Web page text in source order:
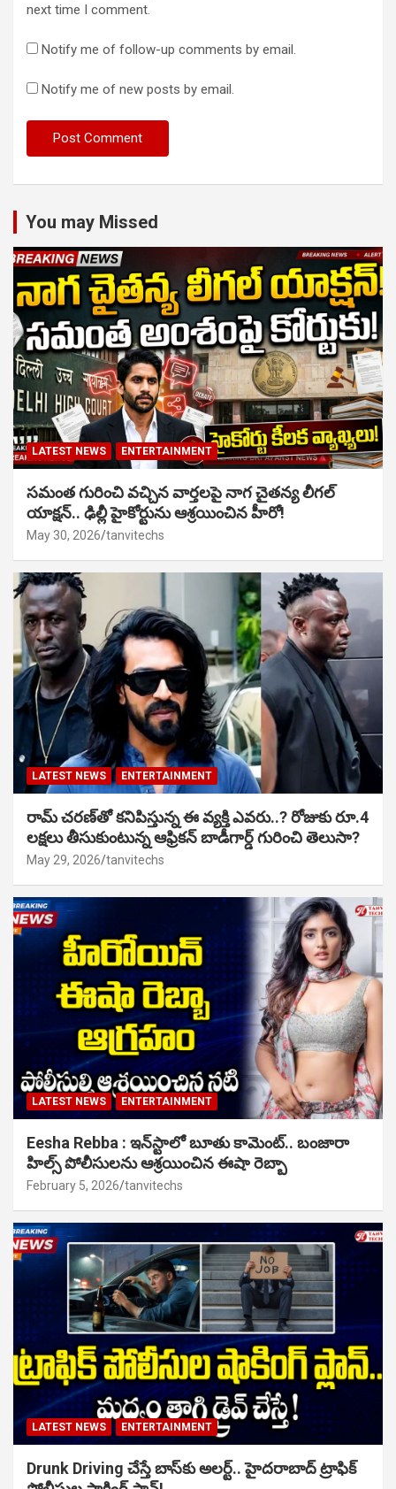
next time I comment.
Notify me of follow-up comments by email.
Notify me of new posts by email.
You may Missed
LATEST NEWS ENTERTAINMENT
సమంత గురించి వచ్చిన వార్తలపై నాగ చైతన్య లీగల్
యాక్షన్.. ఢిల్లీ హైకోర్టును ఆశ్రయించిన హీరో!
May 30, 2026 tanvitechs
LATEST NEWS ENTERTAINMENT
రామ్ చరణ్‌తో కనిపిస్తున్న ఈ వ్యక్తి ఎవరు..? రోజుకు రూ.4
లక్షలు తీసుకుంటున్న ఆఫ్రికన్ బాడీగార్డ్ గురించి తెలుసా?
May 29, 2026 tanvitechs
LATEST NEWS ENTERTAINMENT
Eesha Rebba : ఇన్‌స్టాలో బూతు కామెంట్.. బంజారా
హిల్స్ పోలీసులను ఆశ్రయించిన ఈషా రెబ్బా
February 5, 2026 tanvitechs
LATEST NEWS ENTERTAINMENT
Drunk Driving చేస్తే బాస్‌కు అలర్ట్.. హైదరాబాద్ ట్రాఫిక్